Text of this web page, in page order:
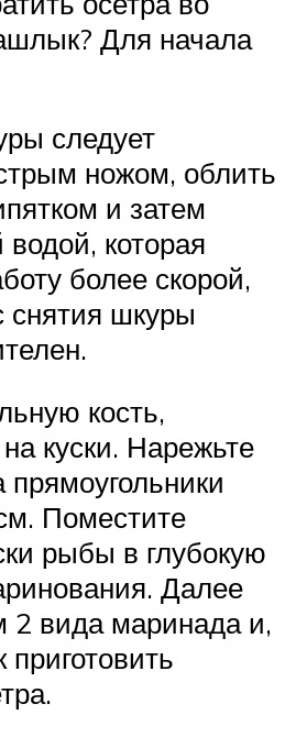
Для начала
следует
ножом, облить
и затем
которая
более скорой,
снятия шкуры
кость,
куски. Нарежьте
Поместите
рыбы в глубокую
Далее
2 вида маринада и,
приготовить